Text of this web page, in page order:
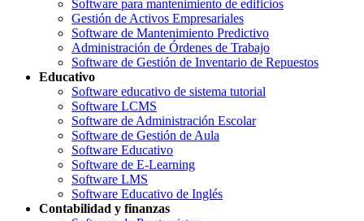
Software para mantenimiento de edificios
Gestión de Activos Empresariales
Software de Mantenimiento Predictivo
Administración de Órdenes de Trabajo
Software de Gestión de Inventario de Repuestos
Educativo
Software educativo de sistema tutorial
Software LCMS
Software de Administración Escolar
Software de Gestión de Aula
Software Educativo
Software de E-Learning
Software LMS
Software Educativo de Inglés
Contabilidad y finanzas